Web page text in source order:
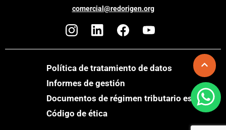
comercial@redorigen.org
Política de tratamiento de datos
Informes de gestión
Documentos de régimen tributario especial
Código de ética